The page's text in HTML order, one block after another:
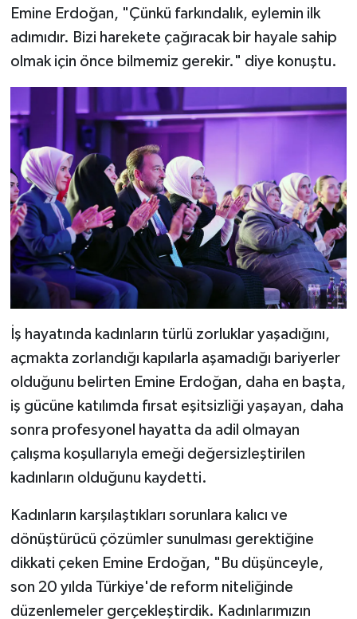
Emine Erdoğan, "Çünkü farkındalık, eylemin ilk
adımıdır. Bizi harekete çağıracak bir hayale sahip
olmak için önce bilmemiz gerekir." diye konuştu.
İş hayatında kadınların türlü zorluklar yaşadığını,
açmakta zorlandığı kapılarla aşamadığı bariyerler
olduğunu belirten Emine Erdoğan, daha en başta,
iş gücüne katılımda fırsat eşitsizliği yaşayan, daha
sonra profesyonel hayatta da adil olmayan
çalışma koşullarıyla emeği değersizleştirilen
kadınların olduğunu kaydetti.
Kadınların karşılaştıkları sorunlara kalıcı ve
dönüştürücü çözümler sunulması gerektiğine
dikkati çeken Emine Erdoğan, "Bu düşünceyle,
son 20 yılda Türkiye'de reform niteliğinde
düzenlemeler gerçekleştirdik. Kadınlarımızın